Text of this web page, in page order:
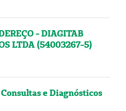
- DIAGITAB
LTDA (54003267-5)
e Diagnósticos